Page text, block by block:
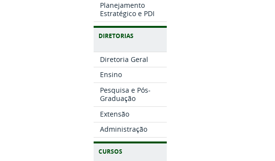
Planejamento
Estratégico e PDI
DIRETORIAS
Diretoria Geral
Ensino
Pesquisa e Pós-
Graduação
Extensão
Administração
CURSOS